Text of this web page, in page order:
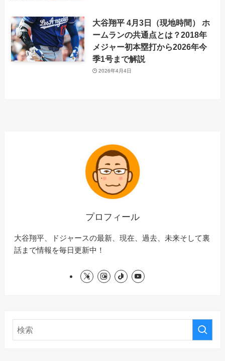
大谷翔平 4月3日（現地時間） ホ
ームランの共通点とは？2018年
メジャー初本塁打から2026年今
季1号まで解説
2026年4月4日
プロフィール
大谷翔平、ドジャースの最新、現在、過去、未来そして裏
話まで情報を毎日更新中！